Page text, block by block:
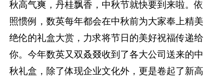
秋高气爽，丹桂飘香，中秋节就快要到来啦。依
照惯例，数英每年都会在中秋前为大家奉上精美
绝伦的礼盒大赏，力求将节日的美好祝福传递给
你。今年数英又双叒叕收到了各大公司送来的中
秋礼盒，除了体现企业文化外，更是卷起了新高